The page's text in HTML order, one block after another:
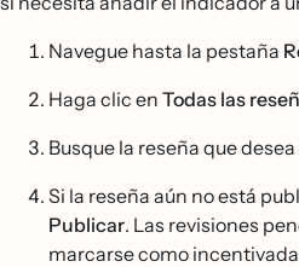
Navegue hasta la pestaña
Haga clic en Todas las
Busque la reseña que
Si la reseña aún no está
Publicar. Las revisiones
marcarse como